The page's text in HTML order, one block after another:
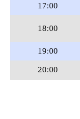
17:00
18:00
19:00
20:00